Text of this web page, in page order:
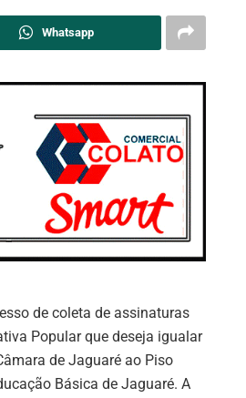
Whatsapp
de coleta de assinaturas
Popular que deseja igualar
de Jaguaré ao Piso
Básica de Jaguaré. A